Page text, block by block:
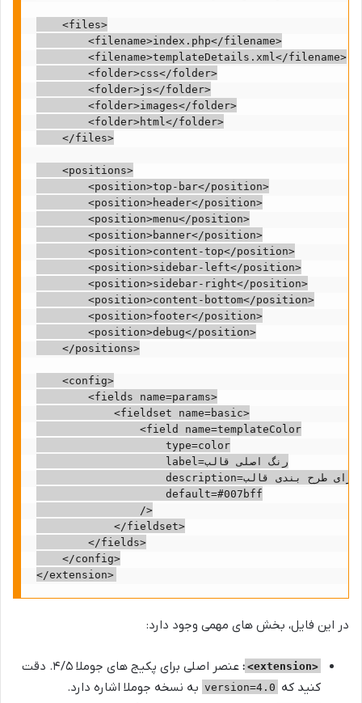
    <files>
        <filename>index.php</filename>
        <filename>templateDetails.xml</filename>
        <folder>css</folder>
        <folder>js</folder>
        <folder>images</folder>
        <folder>html</folder>
    </files>
    <positions>
        <position>top-bar</position>
        <position>header</position>
        <position>menu</position>
        <position>banner</position>
        <position>content-top</position>
        <position>sidebar-left</position>
        <position>sidebar-right</position>
        <position>content-bottom</position>
        <position>footer</position>
        <position>debug</position>
    </positions>
    <config>
        <fields name=params>
            <fieldset name=basic>
                <field name=templateColor
                    type=color
                    label=رنگ اصلی قالب
                    description=رنگ اصلی برای طرح بندی قالب
                    default=#007bff
                />
            </fieldset>
        </fields>
    </config>
</extension>
در این فایل، بخش های مهمی وجود دارد:
<extension>
:
عنصر اصلی برای پکیج های جوملا ۴/۵. دقت
کنید که version=4.0 به نسخه جوملا اشاره دارد.